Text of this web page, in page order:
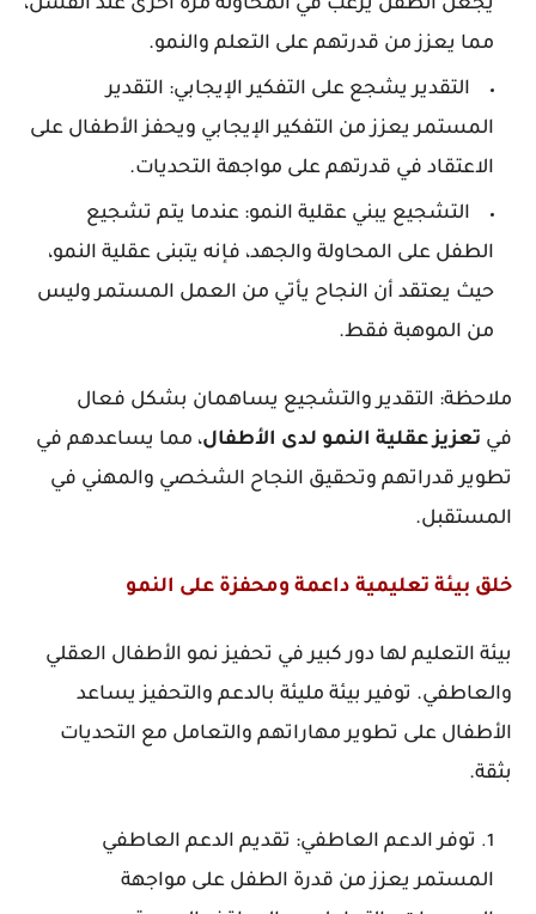
يجعل الطفل يرغب في المحاولة مرة أخرى عند الفشل،
مما يعزز من قدرتهم على التعلم والنمو.
التقدير يشجع على التفكير الإيجابي: التقدير
المستمر يعزز من التفكير الإيجابي ويحفز الأطفال على
الاعتقاد في قدرتهم على مواجهة التحديات.
التشجيع يبني عقلية النمو: عندما يتم تشجيع
الطفل على المحاولة والجهد، فإنه يتبنى عقلية النمو،
حيث يعتقد أن النجاح يأتي من العمل المستمر وليس
من الموهبة فقط.
ملاحظة: التقدير والتشجيع يساهمان بشكل فعال
في تعزيز عقلية النمو لدى الأطفال، مما يساعدهم في
تطوير قدراتهم وتحقيق النجاح الشخصي والمهني في
المستقبل.
خلق بيئة تعليمية داعمة ومحفزة على النمو
بيئة التعليم لها دور كبير في تحفيز نمو الأطفال العقلي
والعاطفي. توفير بيئة مليئة بالدعم والتحفيز يساعد
الأطفال على تطوير مهاراتهم والتعامل مع التحديات
بثقة.
توفر الدعم العاطفي: تقديم الدعم العاطفي
المستمر يعزز من قدرة الطفل على مواجهة